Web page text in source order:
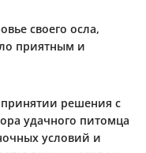
своего осла,
приятным и
решения с
удачного питомца
условий и